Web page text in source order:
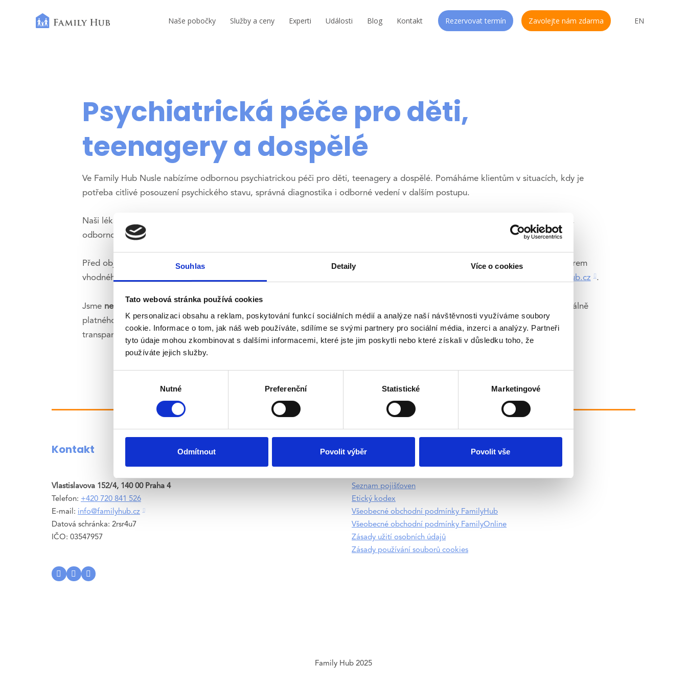
Souhlas Detaily Více o cookies
Tato webová stránka používá cookies
K personalizaci obsahu a reklam, poskytování funkcí sociálních médií a analýze naší návštěvnosti využíváme soubory
cookie. Informace o tom, jak náš web používáte, sdílíme se svými partnery pro sociální média, inzerci a analýzy. Partneři
tyto údaje mohou zkombinovat s dalšími informacemi, které jste jim poskytli nebo které získali v důsledku toho, že
používáte jejich služby.
Nutné Preferenční Statistické Marketingové
Odmítnout Povolit výběr Povolit vše
Naše pobočky Služby a ceny Experti Události Blog Kontakt Rezervovat termín Zavolejte nám zdarma CS
EN
Psychiatrická péče pro děti,
teenagery a dospělé
Ve Family Hub Nusle nabízíme odbornou psychiatrickou péči pro děti, teenagery a dospělé. Pomáháme klientům v situacích, kdy je
potřeba citlivé posouzení psychického stavu, správná diagnostika i odborné vedení v dalším postupu.
Naši lékaři poskytují vstupní a kontrolní vyšetření, diagnostiku a psychiatrické konzultace. Důraz klademe na individuální přístup,
odbornost a bezpečné prostředí, ve kterém můžete své potíže řešit s respektem a bez zbytečného odkladu.
Před objednáním doporučujeme podívat se na profil vybraného lékaře, případně kontaktovat recepci, která vám pomůže s výběrem
vhodného specialisty a poskytne bližší informace. Objednání i dotazy směřujte na telefon 720 841 526 nebo e-mail
info@familyhub.cz .
Jsme nesmluvní
zdravotnické zařízení, proto zdravotní pojišťovny naše služby nehradí a pacienti si péči hradí v plné výši dle aktuálně
platného ceníku. Tuto informaci je vhodné uvést na webu zřetelně a bez zjemňování, aby byl text obchodně i komunikačně
transparentní.
Kontakt
Vlastislavova 152/4, 140 00 Praha 4
Telefon: +420 720 841 526
E-mail: info@familyhub.cz
Datová schránka: 2rsr4u7
IČO: 03547957
Důležité odkazy
Seznam pojišťoven
Etický kodex
Všeobecné obchodní podmínky FamilyHub
Všeobecné obchodní podmínky FamilyOnline
Zásady užití osobních údajů
Zásady používání souborů cookies
Family Hub 2025